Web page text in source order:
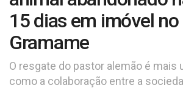
15 dias em imóvel
Gramame
O resgate do pastor alemão é mais
como a colaboração entre a